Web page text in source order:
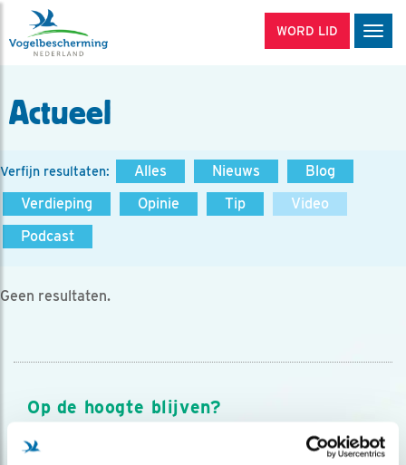
WORD LID
Actueel
Verfijn resultaten: Alles Nieuws
Blog
Verdieping
Opinie Tip
Video
Podcast
Geen resultaten.
Op de hoogte blijven?
Meld je aan en ontvang nieuws, inspiratie, acties en tips
over vogels en activiteiten van Vogelbescherming.